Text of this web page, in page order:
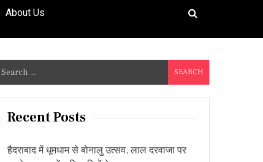
About Us
Recent Posts
हैदराबाद में धूमधाम से बोनालु उत्सव, लाल दरवाजा पर